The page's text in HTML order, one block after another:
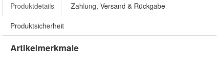
Produktdetails Zahlung, Versand & Rückgabe
Produktsicherheit
Artikelmerkmale